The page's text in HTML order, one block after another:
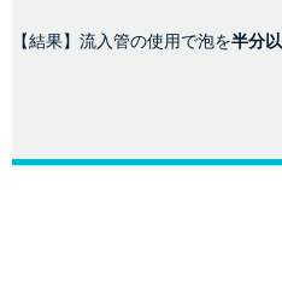
【結果】流入管の使用で泡を半分